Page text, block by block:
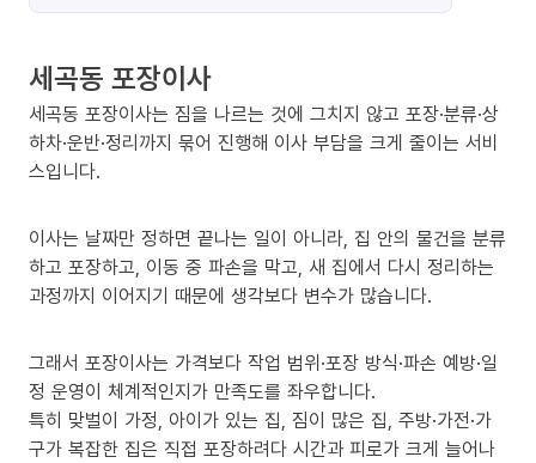
세곡동 포장이사
세곡동 포장이사는 짐을 나르는 것에 그치지 않고 포장·분류·상
하차·운반·정리까지 묶어 진행해 이사 부담을 크게 줄이는 서비
스입니다.
이사는 날짜만 정하면 끝나는 일이 아니라, 집 안의 물건을 분류
하고 포장하고, 이동 중 파손을 막고, 새 집에서 다시 정리하는
과정까지 이어지기 때문에 생각보다 변수가 많습니다.
그래서 포장이사는 가격보다 작업 범위·포장 방식·파손 예방·일
정 운영이 체계적인지가 만족도를 좌우합니다.
특히 맞벌이 가정, 아이가 있는 집, 짐이 많은 집, 주방·가전·가
구가 복잡한 집은 직접 포장하려다 시간과 피로가 크게 늘어나